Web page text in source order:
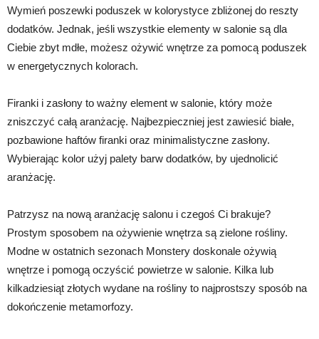
Wymień poszewki poduszek w kolorystyce zbliżonej do reszty
dodatków. Jednak, jeśli wszystkie elementy w salonie są dla
Ciebie zbyt mdłe, możesz ożywić wnętrze za pomocą poduszek
w energetycznych kolorach.
Firanki i zasłony to ważny element w salonie, który może
zniszczyć całą aranżację. Najbezpieczniej jest zawiesić białe,
pozbawione haftów firanki oraz minimalistyczne zasłony.
Wybierając kolor użyj palety barw dodatków, by ujednolicić
aranżację.
Patrzysz na nową aranżację salonu i czegoś Ci brakuje?
Prostym sposobem na ożywienie wnętrza są zielone rośliny.
Modne w ostatnich sezonach Monstery doskonale ożywią
wnętrze i pomogą oczyścić powietrze w salonie. Kilka lub
kilkadziesiąt złotych wydane na rośliny to najprostszy sposób na
dokończenie metamorfozy.